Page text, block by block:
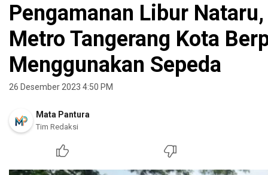
Pengamanan Libur
Metro Tangerang Kota
Menggunakan Sepeda
26 Desember 2023 4:50 PM
Mata Pantura
Tim Redaksi